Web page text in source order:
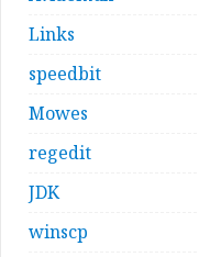
Links
speedbit
Mowes
regedit
JDK
winscp